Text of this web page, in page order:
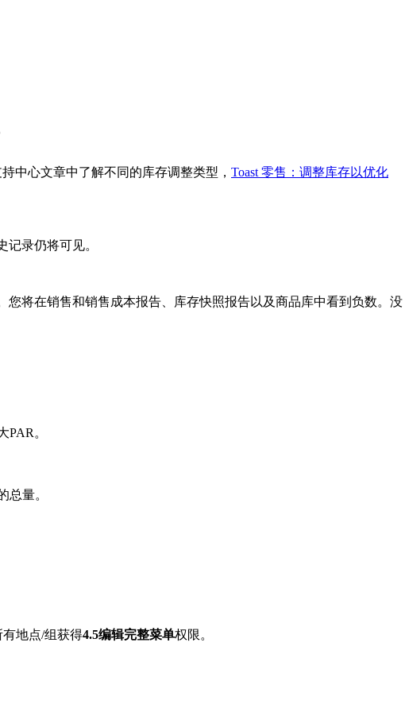
中心文章中了解不同的库存调整类型， Toast 零售：调整库存以优化
录仍将可见。
将在销售和销售成本报告、库存快照报告以及商品库中看到负数。没
。
总量。
地点/组获得4.5编辑完整菜单权限。